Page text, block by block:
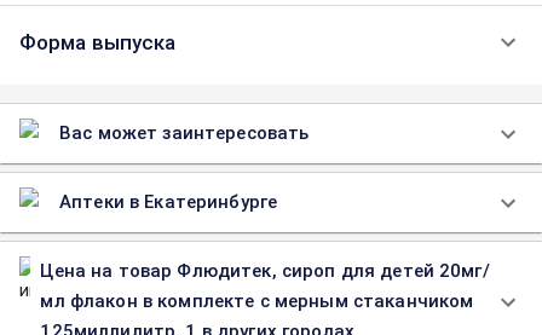
Форма выпуска
Вас может заинтересовать
Аптеки в Екатеринбурге
Цена на товар Флюдитек, сироп для детей 20мг/
мл флакон в комплекте с мерным стаканчиком